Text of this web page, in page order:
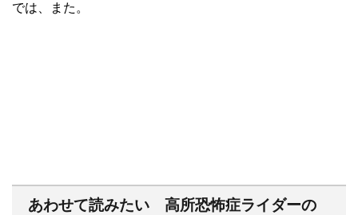
では、また。
あわせて読みたい 高所恐怖症ライダーの